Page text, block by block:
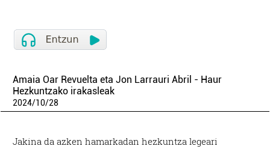
Amaia Oar Revuelta eta Jon Larrauri Abril - Haur
Hezkuntzako irakasleak
2024/10/28
Jakina da azken hamarkadan hezkuntza legeari